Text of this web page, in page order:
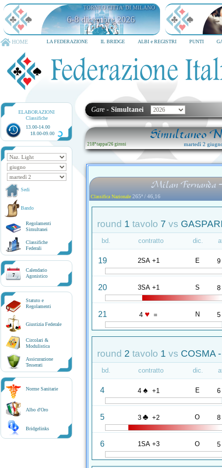
TORNEO CITTA' DI MILANO
6-8 dicembre 2026
HOME LA FEDERAZIONE IL BRIDGE ALBI e REGISTRI PUNTI
ELABORAZIONI
Classifiche
13.00-14.00
18.00-09.00
Sedi
Bando
Regolamenti
Simultanei
Classifiche
Federali
7
Calendario
Agonistico
Statuto e
Regolamenti
Giustizia Federale
Circolari &
Modulistica
Assicurazione
Tesserati
Norme Sanitarie
Albo d'Oro
Bridgelinks
Gare - Simultanei
Simultaneo
218ª tappa/26 gironi martedì 2
Milan Fernanda
Classifica Nazionale 265ª / 46,16
round 1 tavolo 7 vs
bd. contratto dic.
19 2SA +1 E 9
20 3SA +1 S 8
21 4 ♥ = N 5
round 2 tavolo 1 vs COSMA
bd. contratto dic.
4 4 ♠ +1 E 6
5 3 ♣ +2 O 8
6 1SA +3 O 5